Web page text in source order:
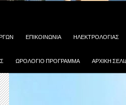
ΕΠΙΚΟΙΝΩΝΙΑ ΗΛΕΚΤΡΟΛΟΓΙΑΣ
ΩΡΟΛΟΓΙΟ ΠΡΟΓΡΑΜΜΑ ΑΡΧΙΚΉ